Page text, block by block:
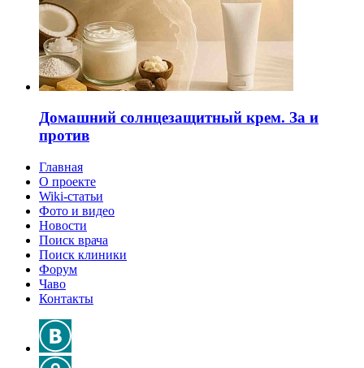
Домашний солнцезащитный крем. За и
против
Главная
О проекте
Wiki-статьи
Фото и видео
Новости
Поиск врача
Поиск клиники
Форум
Чаво
Контакты